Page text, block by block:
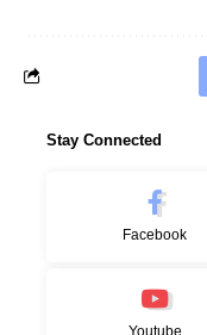
Stay Connected
Facebook
Youtube